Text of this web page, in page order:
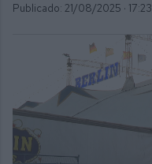
Publicado: 21/08/2025 · 17:23